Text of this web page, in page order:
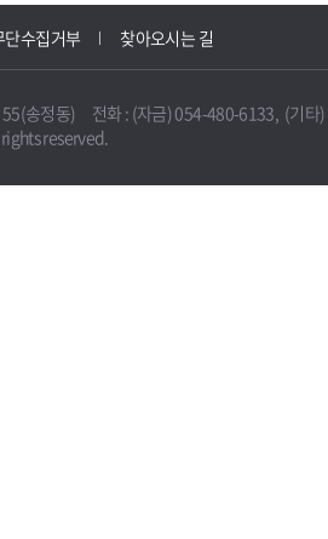
단수집거부 찾아오시는 길
55(송정동) 전화 : (자금) 054-480-6133, (기타
reserved.